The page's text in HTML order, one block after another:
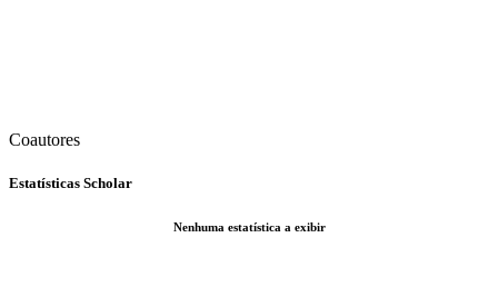
Coautores
Estatísticas Scholar
Nenhuma estatística a exibir